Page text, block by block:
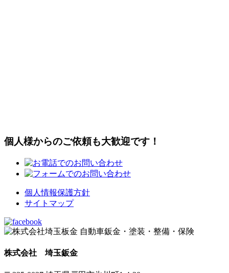
個人様からのご依頼も大歓迎です！
個人情報保護方針
サイトマップ
株式会社 埼玉鈑金